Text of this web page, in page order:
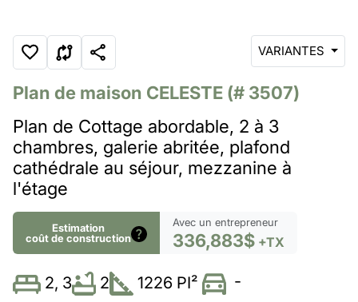
VARIANTES
Plan de maison CELESTE (# 3507)
Plan de Cottage abordable, 2 à 3
chambres, galerie abritée, plafond
cathédrale au séjour, mezzanine à
l'étage
Estimation
coût de construction
Avec un entrepreneur
336,883$ +TX
2, 3 2 1226 PI² -